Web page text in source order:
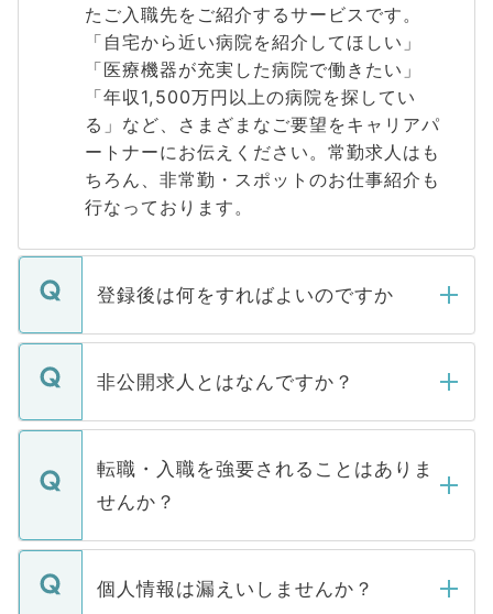
たご入職先をご紹介するサービスです。
「自宅から近い病院を紹介してほしい」
「医療機器が充実した病院で働きたい」
「年収1,500万円以上の病院を探してい
る」など、さまざまなご要望をキャリアパ
ートナーにお伝えください。常勤求人はも
ちろん、非常勤・スポットのお仕事紹介も
行なっております。
登録後は何をすればよいのですか
ご登録いただきましたら、弊社担当者がご
登録内容を確認し、その後メールもしくは
ます。通常、5営業日以内にはご連絡をせて
いただきますので、しばらくお待ちくださ
非公開求人とはなんですか？
マイナビDOCTORで取り扱っている求人の
うち約3割は、Webサイトからご覧いただ
けない「非公開求人」です。非公開求人は
下記の理由によって、一般には公開してい
ません。
■応募殺到を避けるため 人気のある医療機
転職・入職を強要されることはありま
せんか？
転職・入職を強要することは一切ありませ
ん。また、仮に応募先から内定をいただい
個人情報は漏えいしませんか？